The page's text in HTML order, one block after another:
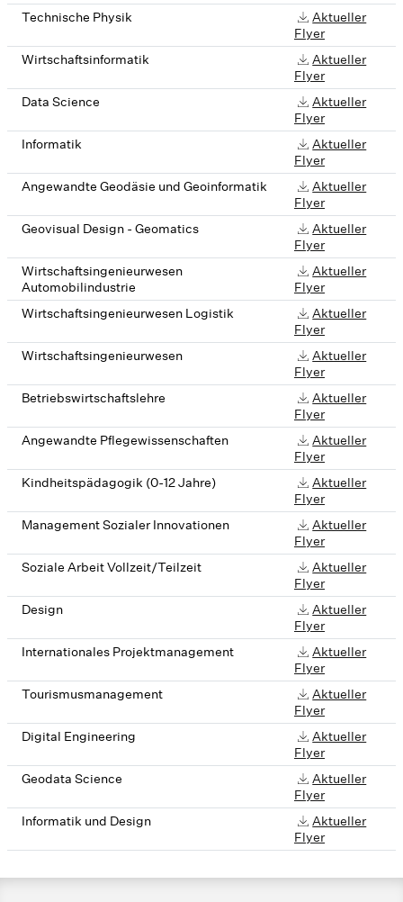
Technische Physik
Aktueller
Flyer
Wirtschaftsinformatik
Aktueller
Flyer
Data Science
Aktueller
Flyer
Informatik
Aktueller
Flyer
Angewandte Geodäsie und Geoinformatik
Aktueller
Flyer
Geovisual Design - Geomatics
Aktueller
Flyer
Wirtschaftsingenieurwesen
Automobilindustrie
Aktueller
Flyer
Wirtschaftsingenieurwesen Logistik
Aktueller
Flyer
Wirtschaftsingenieurwesen
Aktueller
Flyer
Betriebswirtschaftslehre
Aktueller
Flyer
Angewandte Pflegewissenschaften
Aktueller
Flyer
Kindheitspädagogik (0-12 Jahre)
Aktueller
Flyer
Management Sozialer Innovationen
Aktueller
Flyer
Soziale Arbeit Vollzeit/Teilzeit
Aktueller
Flyer
Design
Aktueller
Flyer
Internationales Projektmanagement
Aktueller
Flyer
Tourismusmanagement
Aktueller
Flyer
Digital Engineering
Aktueller
Flyer
Geodata Science
Aktueller
Flyer
Informatik und Design
Aktueller
Flyer